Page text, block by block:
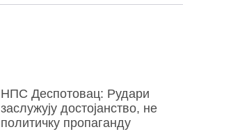
НПС Деспотовац: Рудари
заслужују достојанство, не
политичку пропаганду